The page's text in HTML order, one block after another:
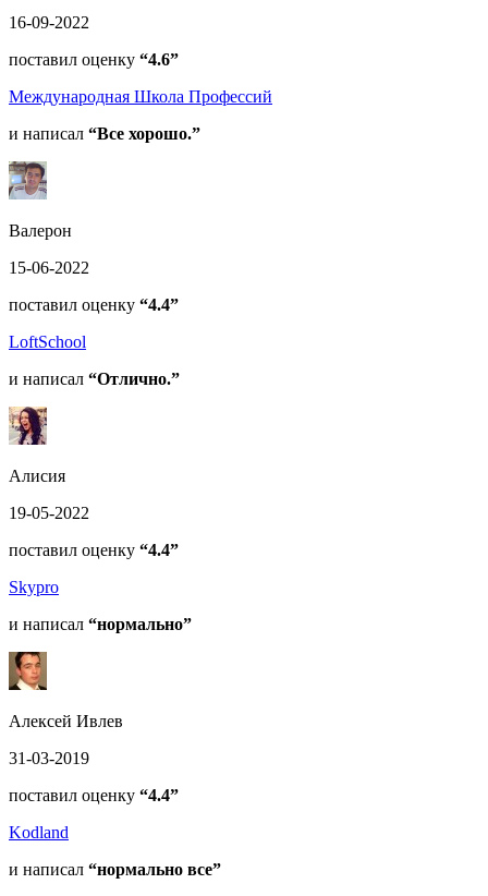
16-09-2022
поставил оценку “4.6”
Международная Школа Профессий
и написал “Все хорошо.”
Валерон
15-06-2022
поставил оценку “4.4”
LoftSchool
и написал “Отлично.”
Алисия
19-05-2022
поставил оценку “4.4”
Skypro
и написал “нормально”
Алексей Ивлев
31-03-2019
поставил оценку “4.4”
Kodland
и написал “нормально все”